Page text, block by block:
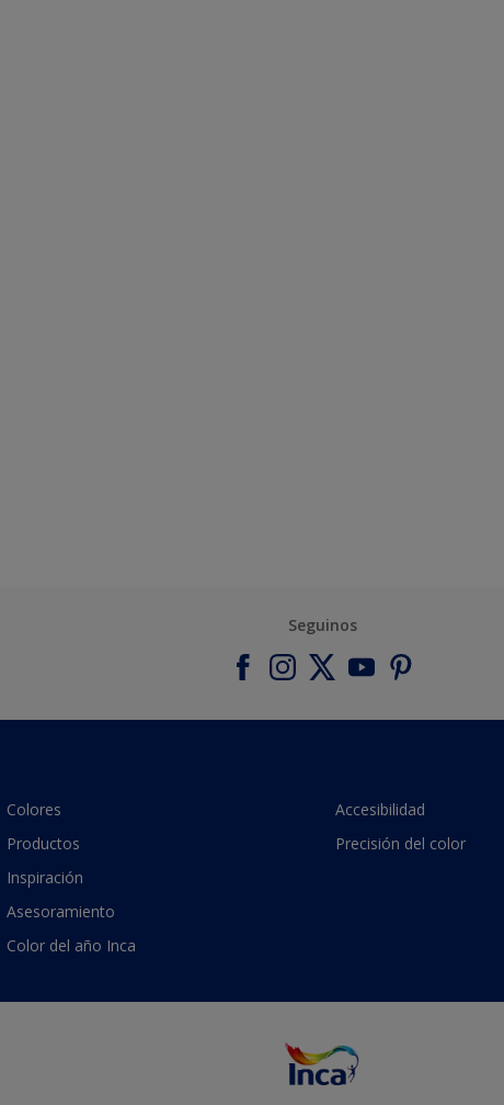
Seguinos
Colores
Productos
Inspiración
Asesoramiento
Color del año Inca
Accesibilidad
Precisión del color